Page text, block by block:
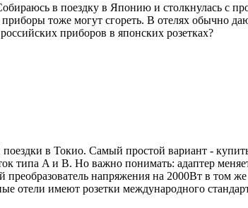
в поездку в Японию и столкнулась с
тоже могут сгореть. В отелях обычно
приборов в японских розетках?
в Токио. Самый простой вариант -
типа A и B. Но важно понимать: адаптер
напряжения на 2000Вт в том
отели имеют розетки международного